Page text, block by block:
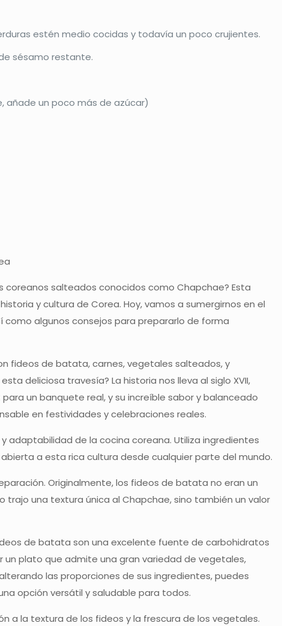
estén medio cocidas y todavía un poco crujientes.
sésamo restante.
añade un poco más de azúcar)
salteados conocidos como Chapchae? Esta
y cultura de Corea. Hoy, vamos a sumergirnos en el
algunos consejos para prepararlo de forma
fideos de batata, carnes, vegetales salteados, y
deliciosa travesía? La historia nos lleva al siglo XVII,
un banquete real, y su increíble sabor y balanceado
en festividades y celebraciones reales.
adaptabilidad de la cocina coreana. Utiliza ingredientes
a esta rica cultura desde cualquier parte del mundo.
Originalmente, los fideos de batata no eran un
trajo una textura única al Chapchae, sino también un valor
de batata son una excelente fuente de carbohidratos
un plato que admite una gran variedad de vegetales,
las proporciones de sus ingredientes, puedes
opción versátil y saludable para todos.
a la textura de los fideos y la frescura de los vegetales.